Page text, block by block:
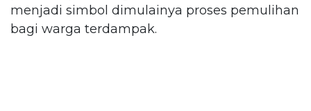
menjadi simbol dimulainya proses pemulihan
bagi warga terdampak.